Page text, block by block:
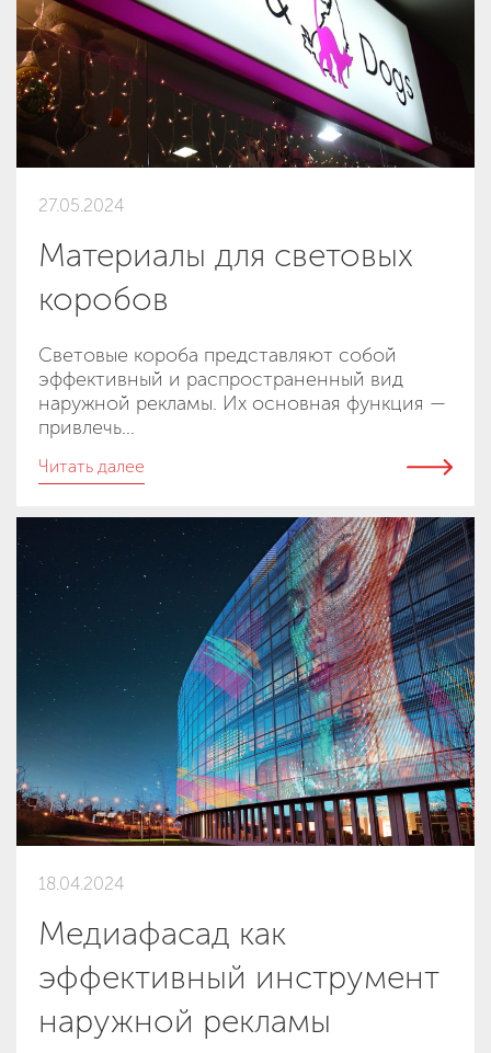
27.05.2024
Материалы для световых
коробов
Световые короба представляют собой
эффективный и распространенный вид
наружной рекламы. Их основная функция —
привлечь...
Читать далее
18.04.2024
Медиафасад как
эффективный инструмент
наружной рекламы